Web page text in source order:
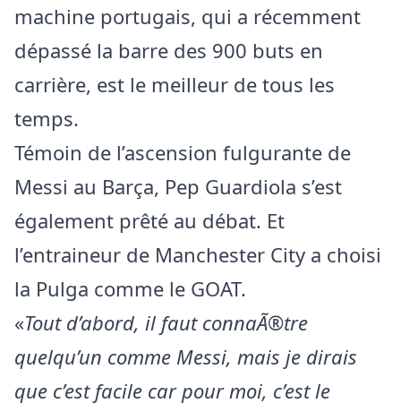
machine portugais, qui a récemment
dépassé la barre des 900 buts en
carrière, est le meilleur de tous les
temps.
Témoin de l’ascension fulgurante de
Messi au Barça, Pep Guardiola s’est
également prêté au débat. Et
l’entraineur de Manchester City a choisi
la Pulga comme le GOAT.
«Tout d’abord, il faut connaÃ®tre
quelqu’un comme Messi, mais je dirais
que c’est facile car pour moi, c’est le